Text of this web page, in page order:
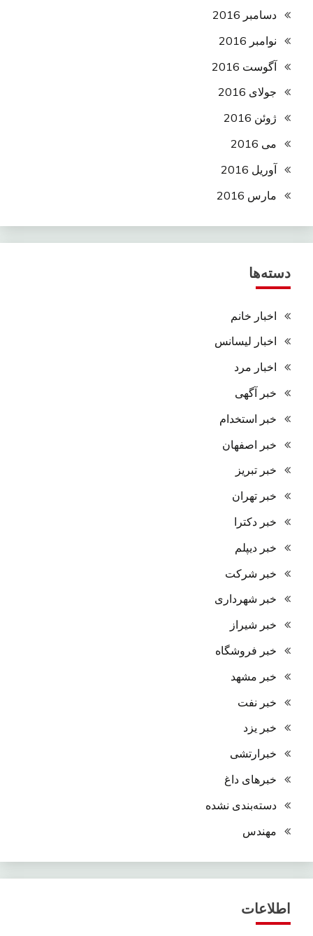
دسامبر 2016
نوامبر 2016
آگوست 2016
جولای 2016
ژوئن 2016
می 2016
آوریل 2016
مارس 2016
دسته‌ها
اخبار خانم
اخبار لیسانس
اخبار مرد
خبر آگهی
خبر استخدام
خبر اصفهان
خبر تبریز
خبر تهران
خبر دکترا
خبر دیپلم
خبر شرکت
خبر شهرداری
خبر شیراز
خبر فروشگاه
خبر مشهد
خبر نفت
خبر یزد
خبرارتشی
خبرهای داغ
دسته‌بندی نشده
مهندس
اطلاعات